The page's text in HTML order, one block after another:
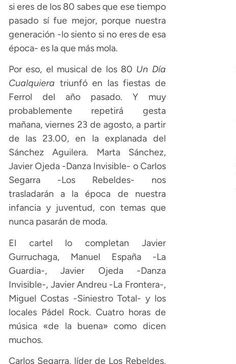
si eres de los 80 sabes que ese tiempo
pasado sí fue mejor, porque nuestra
generación -lo siento si no eres de esa
época- es la que más mola.
Por eso, el musical de los 80 Un Día
Cualquiera triunfó en las fiestas de
Ferrol del año pasado. Y muy
probablemente repetirá gesta
mañana, viernes 23 de agosto, a partir
de las 23.00, en la explanada del
Sánchez Aguilera. Marta Sánchez,
Javier Ojeda -Danza Invisible- o Carlos
Segarra -Los Rebeldes- nos
trasladarán a la época de nuestra
infancia y juventud, con temas que
nunca pasarán de moda.
El cartel lo completan Javier
Gurruchaga, Manuel España -La
Guardia-, Javier Ojeda -Danza
Invisible-, Javier Andreu -La Frontera-,
Miguel Costas -Siniestro Total- y los
locales Pádel Rock. Cuatro horas de
música «de la buena» como dicen
muchos.
Carlos Segarra, líder de Los Rebeldes,